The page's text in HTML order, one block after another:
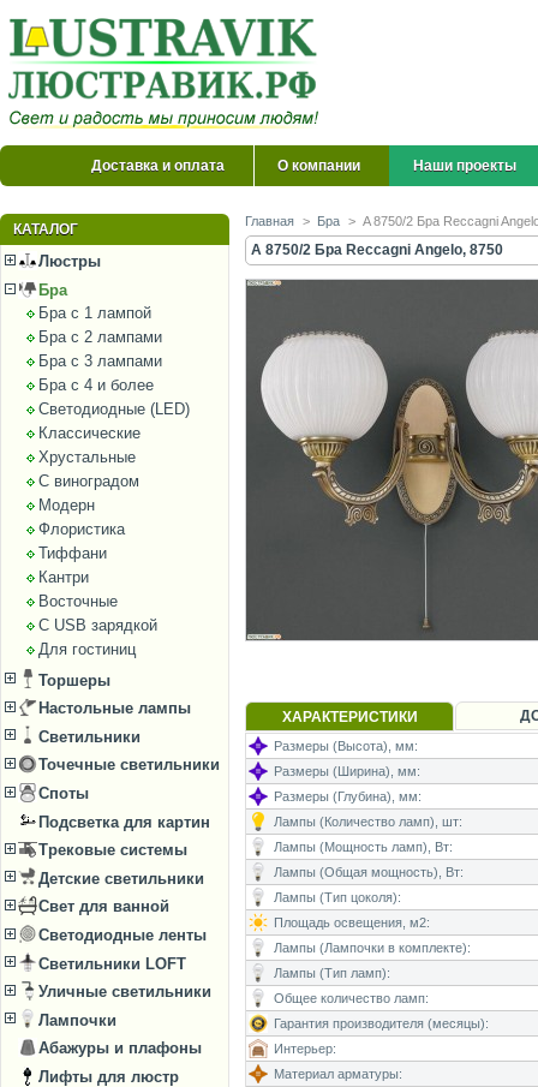
Доставка и оплата О компании Наши проекты
КАТАЛОГ
Люстры
Бра
Бра с 1 лампой
Бра с 2 лампами
Бра с 3 лампами
Бра с 4 и более
Светодиодные (LED)
Классические
Хрустальные
С виноградом
Модерн
Флористика
Тиффани
Кантри
Восточные
С USB зарядкой
Для гостиниц
Торшеры
Настольные лампы
Светильники
Точечные светильники
Споты
Подсветка для картин
Трековые системы
Детские светильники
Свет для ванной
Светодиодные ленты
Светильники LOFT
Уличные светильники
Лампочки
Абажуры и плафоны
Лифты для люстр
Главная > Бра > A 8750/2 Бра Reccagni
A 8750/2 Бра Reccagni Angelo, 8750
ХАРАКТЕРИСТИКИ
Размеры (Высота), мм:
Размеры (Ширина), мм:
Размеры (Глубина), мм:
Лампы (Количество ламп), шт:
Лампы (Мощность ламп), Вт:
Лампы (Общая мощность), Вт:
Лампы (Тип цоколя):
Площадь освещения, м2:
Лампы (Лампочки в комплекте):
Лампы (Тип ламп):
Общее количество ламп:
Гарантия производителя (месяцы):
Интерьер:
Материал арматуры: